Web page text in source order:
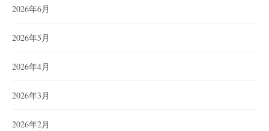
2026年6月
2026年5月
2026年4月
2026年3月
2026年2月